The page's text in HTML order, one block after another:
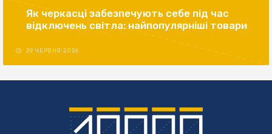
Як черкасці забезпечують себе під час
відключень світла: найпопулярніші товари
29 ЧЕРВНЯ 2026